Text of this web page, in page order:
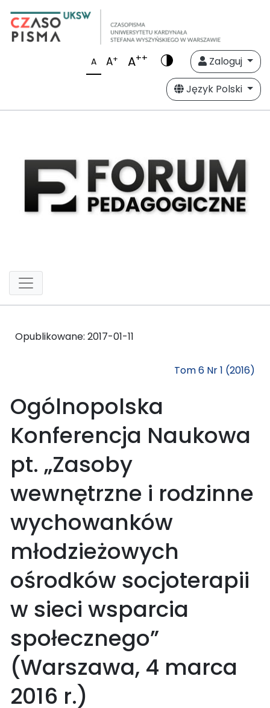
A A+ A++
Zaloguj
Język Polski
Opublikowane: 2017-01-11
Tom 6 Nr 1 (2016)
Ogólnopolska
Konferencja Naukowa
pt. „Zasoby
wewnętrzne i rodzinne
wychowanków
młodzieżowych
ośrodków socjoterapii
w sieci wsparcia
społecznego”
(Warszawa, 4 marca
2016 r.)